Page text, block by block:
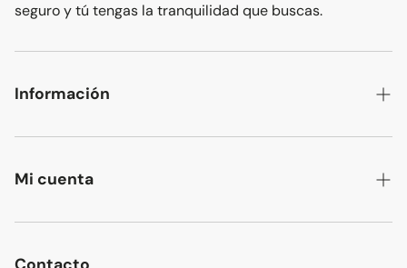
seguro y tú tengas la tranquilidad que buscas.
Información
Contacto
Sobre nosotros
Mi cuenta
Mi cuenta
Mis pedidos